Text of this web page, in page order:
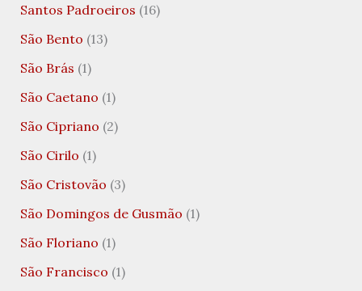
Santos Padroeiros (16)
São Bento (13)
São Brás (1)
São Caetano (1)
São Cipriano (2)
São Cirilo (1)
São Cristovão (3)
São Domingos de Gusmão (1)
São Floriano (1)
São Francisco (1)